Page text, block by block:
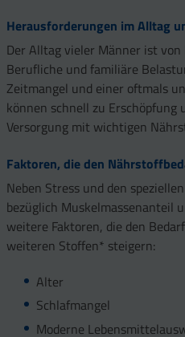
Herausforderungen im Alltag
Der Alltag vieler Männer ist von
Berufliche und familiäre
Zeitmangel und einer oftmals
können schnell zu Erschöpfung
Versorgung mit wichtigen
Faktoren, die den
Neben Stress und den
bezüglich Muskelmassenanteil
weitere Faktoren, die den
weiteren Stoffen* steigern:
Alter
Schlafmangel
Moderne